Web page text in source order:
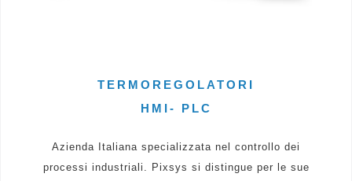
TERMOREGOLATORI
HMI- PLC
Azienda Italiana specializzata nel controllo dei
processi industriali. Pixsys si distingue per le sue